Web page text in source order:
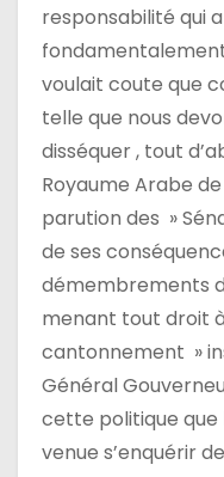
responsabilité qui
voulait coute que
telle que nous
disséquer , tout
Royaume Arabe
parution des »
de ses
démembrements
menant tout droit
cantonnement »
Général
cette politique
venue s’enquérir